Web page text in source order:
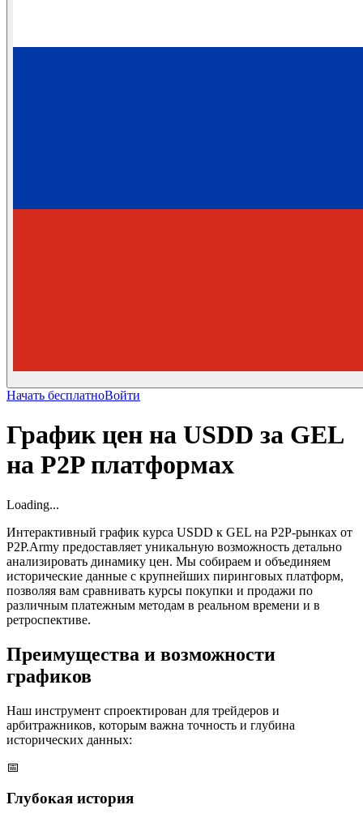
Начать бесплатноВойти
График цен на USDD за GEL
на P2P платформах
Loading...
Интерактивный график курса USDD к GEL на P2P-рынках от
P2P.Army предоставляет уникальную возможность детально
анализировать динамику цен. Мы собираем и объединяем
исторические данные с крупнейших пиринговых платформ,
позволяя вам сравнивать курсы покупки и продажи по
различным платежным методам в реальном времени и в
ретроспективе.
Преимущества и возможности
графиков
Наш инструмент спроектирован для трейдеров и
арбитражников, которым важна точность и глубина
исторических данных:
📅
Глубокая история